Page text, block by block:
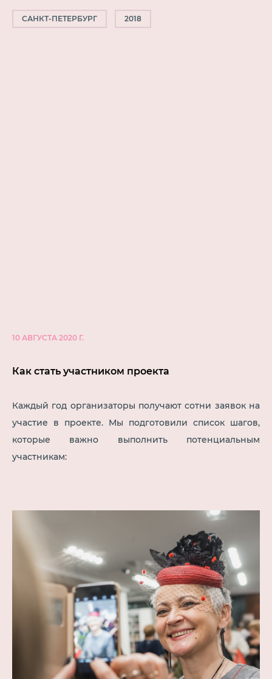
САНКТ-ПЕТЕРБУРГ 2018
10 АВГУСТА 2020 Г.
Как стать участником проекта
Каждый год организаторы получают сотни заявок на
участие в проекте. Мы подготовили список шагов,
которые важно выполнить потенциальным
участникам: